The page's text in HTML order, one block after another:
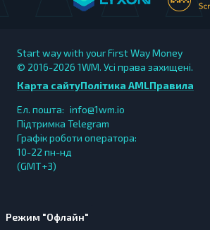
Start way with your First Way Money
© 2016-2026 1WM. Усі права захищені.
Карта сайтуПолітика AMLПравила
Ел. пошта: info@1wm.io
Підтримка Telegram
Графік роботи оператора:
10-22 пн-нд
(GMT+3)
Режим "Офлайн"